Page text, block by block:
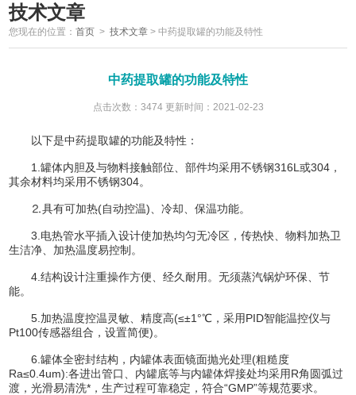
技术文章
您现在的位置：首页 >技术文章 >中药提取罐的功能及特性
中药提取罐的功能及特性
点击次数：3474 更新时间：2021-02-23
以下是中药提取罐的功能及特性：
1.罐体内胆及与物料接触部位、部件均采用不锈钢316L或304，
其余材料均采用不锈钢304。
⒉具有可加热(自动控温)、冷却、保温功能。
3.电热管水平插入设计使加热均匀无冷区，传热快、物料加热卫
生洁净、加热温度易控制。
4.结构设计注重操作方便、经久耐用。无须蒸汽锅炉环保、节
能。
5.加热温度控温灵敏、精度高(≤±1°℃，采用PID智能温控仪与
Pt100传感器组合，设置简便)。
6.罐体全密封结构，内罐体表面镜面抛光处理(粗糙度
Ra≤0.4um):各进出管口、内罐底等与内罐体焊接处均采用R角圆弧过
渡，光滑易清洗*，生产过程可靠稳定，符合“GMP”等规范要求。